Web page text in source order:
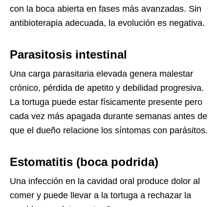
con la boca abierta en fases más avanzadas. Sin
antibioterapia adecuada, la evolución es negativa.
Parasitosis intestinal
Una carga parasitaria elevada genera malestar
crónico, pérdida de apetito y debilidad progresiva.
La tortuga puede estar físicamente presente pero
cada vez más apagada durante semanas antes de
que el dueño relacione los síntomas con parásitos.
Estomatitis (boca podrida)
Una infección en la cavidad oral produce dolor al
comer y puede llevar a la tortuga a rechazar la